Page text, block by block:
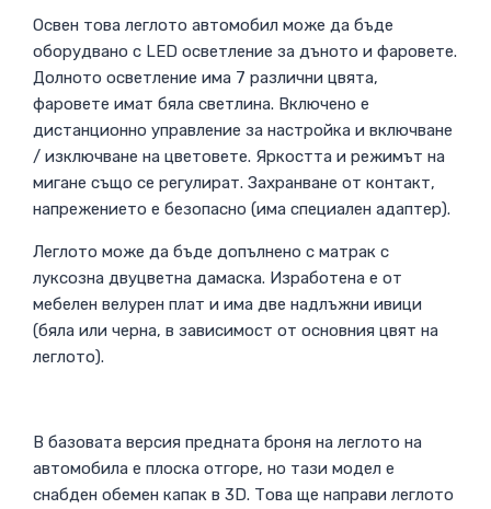
Освен това леглото автомобил може да бъде
оборудвано с LED осветление за дъното и фаровете.
Долното осветление има 7 различни цвята,
фаровете имат бяла светлина. Включено е
дистанционно управление за настройка и включване
/ изключване на цветовете. Яркостта и режимът на
мигане също се регулират. Захранване от контакт,
напрежението е безопасно (има специален адаптер).
Леглото може да бъде допълнено с матрак с
луксозна двуцветна дамаска. Изработена е от
мебелен велурен плат и има две надлъжни ивици
(бяла или черна, в зависимост от основния цвят на
леглото).
В базовата версия предната броня на леглото на
автомобила е плоска отгоре, но тази модел е
снабден обемен капак в 3D. Това ще направи леглото